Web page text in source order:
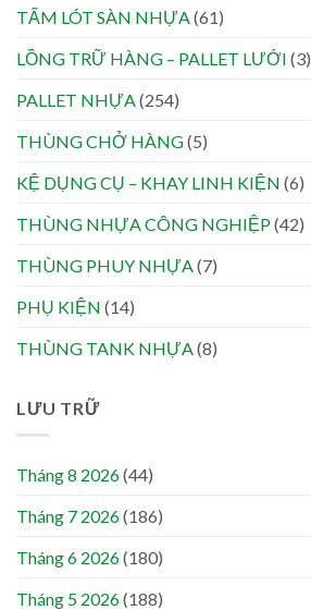
TẤM LÓT SÀN NHỰA(61)
LỒNG TRỮ HÀNG – PALLET LƯỚI (3)
PALLET NHỰA(254)
THÙNG CHỞ HÀNG(5)
KỆ DỤNG CỤ – KHAY LINH KIỆN (6)
THÙNG NHỰA CÔNG NGHIỆP(42)
THÙNG PHUY NHỰA(7)
PHỤ KIỆN (14)
THÙNG TANK NHỰA(8)
LƯU TRỮ
Tháng 8 2026(44)
Tháng 7 2026(186)
Tháng 6 2026(180)
Tháng 5 2026(188)